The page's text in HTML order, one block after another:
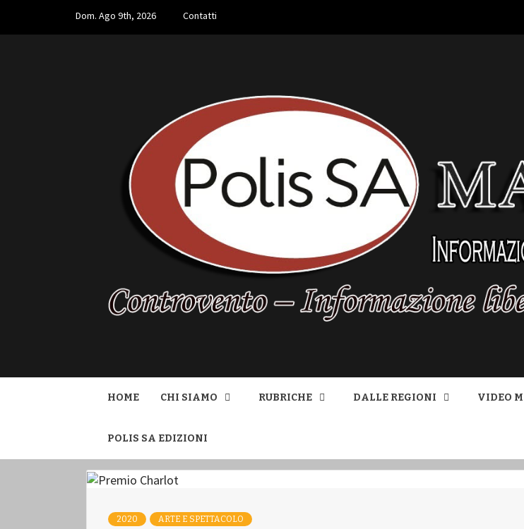
content
Dom. Ago 9th, 2026 Contatti
POLIS SA
HOME CHI SIAMO RUBRICHE DALLE REGIONI VIDEO
POLIS SA EDIZIONI
2020 ARTE E SPETTACOLO